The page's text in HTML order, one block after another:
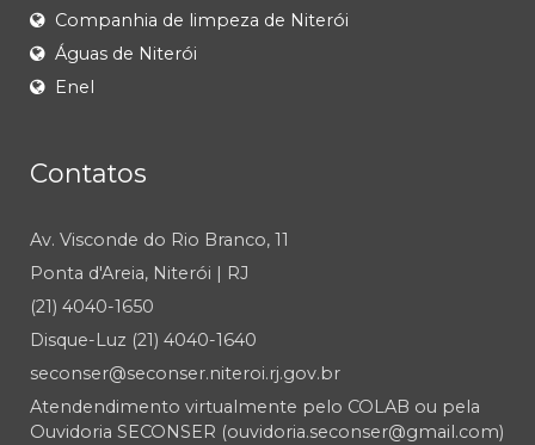
Companhia de limpeza de Niterói
Águas de Niterói
Enel
Contatos
Av. Visconde do Rio Branco, 11
Ponta d'Areia, Niterói | RJ
(21) 4040-1650
Disque-Luz (21) 4040-1640
seconser@seconser.niteroi.rj.gov.br
Atendendimento virtualmente pelo COLAB ou pela
Ouvidoria SECONSER (ouvidoria.seconser@gmail.com)